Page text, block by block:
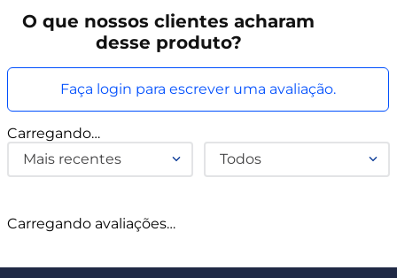
O que nossos clientes acharam
desse produto?
Carregando…
Faça login para escrever uma avaliação.
Mais recentes Todos
Carregando avaliações…